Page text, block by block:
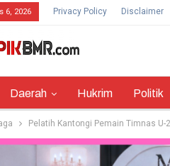
6, 2026 Privacy Policy Disclaimer
Daerah Hukrim Politik
Pelatih Kantongi Pemain Timnas